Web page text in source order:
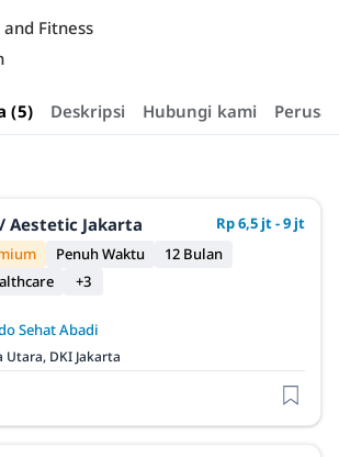
Fitness
(5) Deskripsi Hubungi kami
Aestetic Jakarta
Rp 6,5 jt - 9 jt
Penuh Waktu
12 Bulan
+3
Sehat Abadi
Utara, DKI Jakarta